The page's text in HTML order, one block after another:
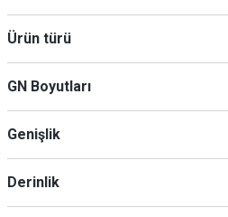
Ürün türü
Soğutma cihazları için aksesuarlar
GN Boyutları
2x 1/1
4x 1/1
5x 1/1(1)
Genişlik
Derinlik